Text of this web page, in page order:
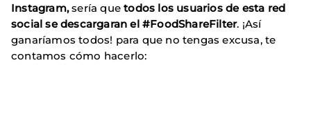
Instagram,sería quetodos los usuarios de esta red
social se descargaran el #FoodShareFilter. ¡Así
ganaríamos todos! para que no tengas excusa, te
contamos cómo hacerlo: